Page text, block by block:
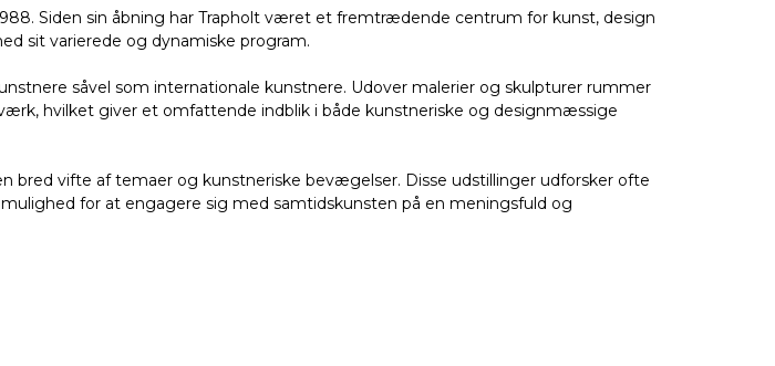
Siden sin åbning har Trapholt været et fremtrædende centrum for kunst, design
sit varierede og dynamiske program.
såvel som internationale kunstnere. Udover malerier og skulpturer rummer
hvilket giver et omfattende indblik i både kunstneriske og designmæssige
vifte af temaer og kunstneriske bevægelser. Disse udstillinger udforsker ofte
for at engagere sig med samtidskunsten på en meningsfuld og